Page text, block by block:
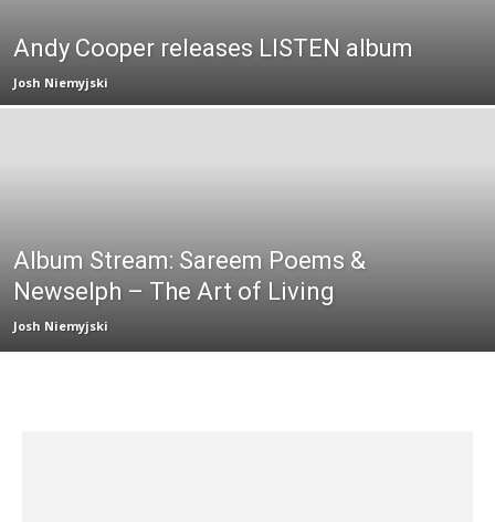
Andy Cooper releases LISTEN album
Josh Niemyjski
Album Stream: Sareem Poems &
Newselph – The Art of Living
Josh Niemyjski